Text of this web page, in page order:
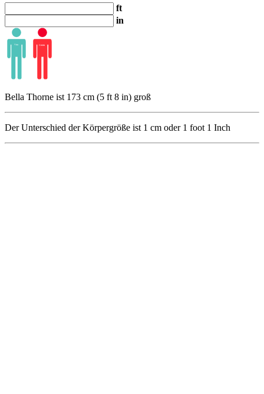
ft
in
Bella Thorne ist 173 cm (5 ft 8 in) groß
Der Unterschied der Körpergröße ist 1 cm oder 1 foot 1 Inch